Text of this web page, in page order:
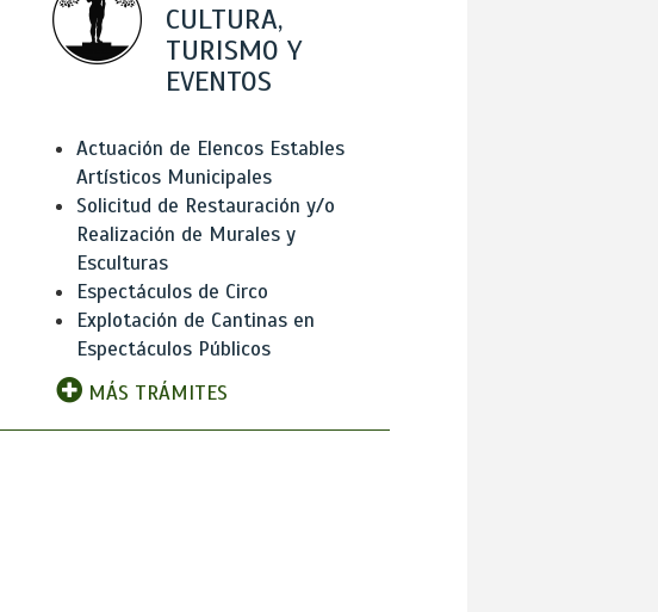
CULTURA,
TURISMO Y
EVENTOS
Actuación de Elencos Estables
Artísticos Municipales
Solicitud de Restauración y/o
Realización de Murales y
Esculturas
Espectáculos de Circo
Explotación de Cantinas en
Espectáculos Públicos
MÁS TRÁMITES